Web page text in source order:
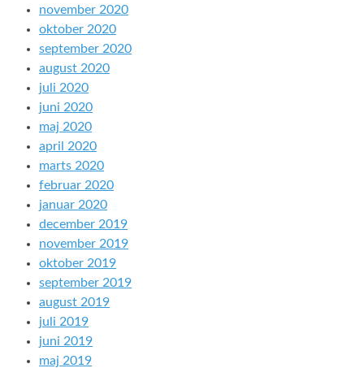
november 2020
oktober 2020
september 2020
august 2020
juli 2020
juni 2020
maj 2020
april 2020
marts 2020
februar 2020
januar 2020
december 2019
november 2019
oktober 2019
september 2019
august 2019
juli 2019
juni 2019
maj 2019